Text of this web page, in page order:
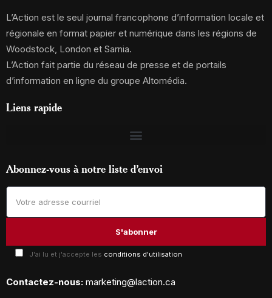
L’Action est le seul journal francophone d’information locale et
régionale en format papier et numérique dans les régions de
Woodstock, London et Sarnia.
L’Action fait partie du réseau de presse et de portails
d’information en ligne du groupe Altomédia.
Liens rapide
Abonnez-vous à notre liste d’envoi
J'ai lu et j'accepte les conditions d'utilisation
Contactez-nous: marketing@laction.ca